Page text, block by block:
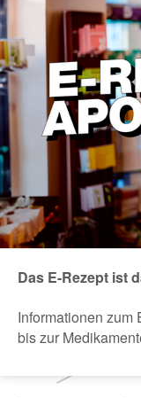
Das E-Rezept ist
Informationen zum
bis zur